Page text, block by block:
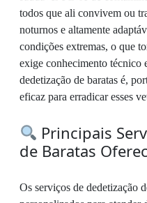
todos que ali convivem ou
noturnos e altamente
condições extremas, o que
exige conhecimento técnico
dedetização de baratas é,
eficaz para erradicar esses
Principais
de Baratas
Os serviços de dedetização